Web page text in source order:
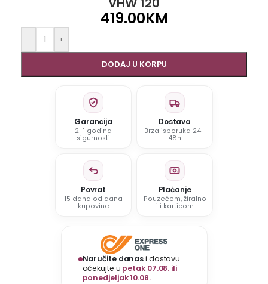
419.00KM
- +
DODAJ U KORPU
Garancija
2+1 godina
sigurnosti
Dostava
Brza isporuka 24–
48h
Povrat
15 dana od dana
kupovine
Plaćanje
Pouzećem, žiralno
ili karticom
Naručite danasi dostavu
očekujte u petak 07.08. ili
ponedjeljak 10.08.